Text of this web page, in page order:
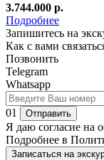
3.744.000 р.
Подробнее
Запишитесь на
Как с вами
Позвонить
Telegram
Whatsapp
01
Отправить
Я даю согласие на
Подробнее в
Записаться на